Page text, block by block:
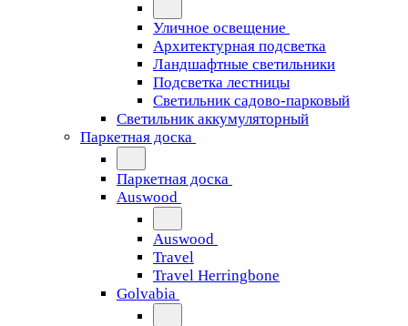
Уличное освещение
Архитектурная подсветка
Ландшафтные светильники
Подсветка лестницы
Светильник садово-парковый
Светильник аккумуляторный
Паркетная доска
Паркетная доска
Auswood
Auswood
Travel
Travel Herringbone
Golvabia